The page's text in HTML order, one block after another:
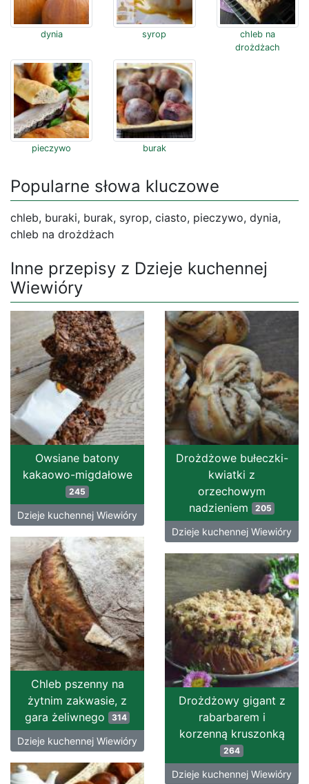
dynia syrop
chleb na
drożdżach
pieczywo burak
Popularne słowa kluczowe
chleb, buraki, burak, syrop, ciasto, pieczywo, dynia,
chleb na drożdżach
Inne przepisy z Dzieje kuchennej
Wiewióry
Owsiane batony
kakaowo-migdałowe
245
Dzieje kuchennej Wiewióry
Drożdżowe bułeczki-
kwiatki z
orzechowym
nadzieniem
205
Dzieje kuchennej Wiewióry
Chleb pszenny na
żytnim zakwasie, z
gara żeliwnego
314
Dzieje kuchennej Wiewióry
Drożdżowy gigant z
rabarbarem i
korzenną kruszonką
264
Dzieje kuchennej Wiewióry